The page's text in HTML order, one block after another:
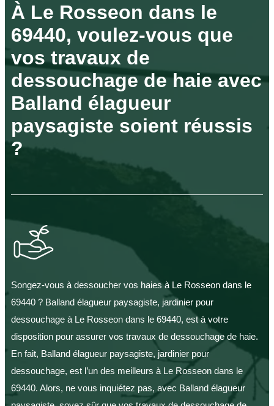
À Le Rosseon dans le
69440, voulez-vous que
vos travaux de
dessouchage de haie avec
Balland élagueur
paysagiste soient réussis
?
Songez-vous à dessoucher vos haies à Le Rosseon dans le
69440 ? Balland élagueur paysagiste, jardinier pour
dessouchage à Le Rosseon dans le 69440, est à votre
disposition pour assurer vos travaux de dessouchage de haie.
En fait, Balland élagueur paysagiste, jardinier pour
dessouchage, est l’un des meilleurs à Le Rosseon dans le
69440. Alors, ne vous inquiétez pas, avec Balland élagueur